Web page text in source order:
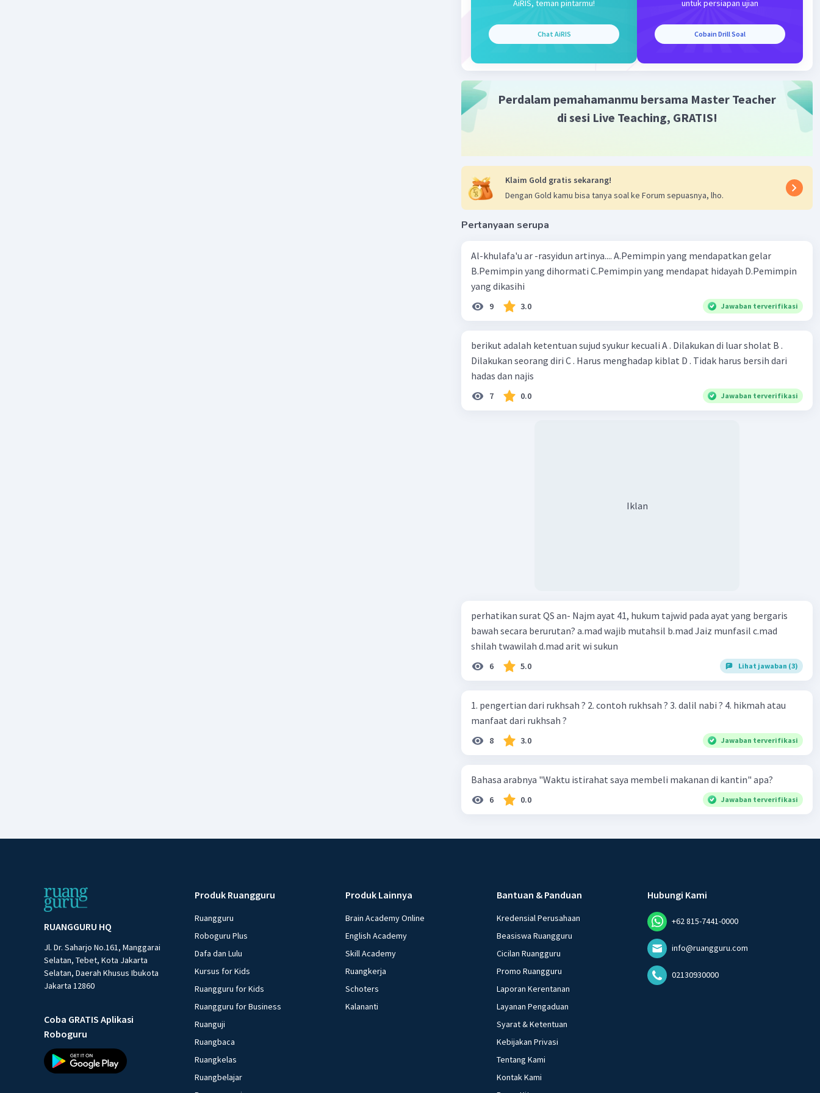
AiRIS, teman pintarmu!
Chat AiRIS
untuk persiapan ujian
Cobain Drill Soal
Perdalam pemahamanmu bersama Master Teacher
di sesi Live Teaching, GRATIS!
Klaim Gold gratis sekarang!
Dengan Gold kamu bisa tanya soal ke Forum sepuasnya, lho.
Pertanyaan serupa
Al-khulafa'u ar -rasyidun artinya.... A.Pemimpin yang mendapatkan gelar
B.Pemimpin yang dihormati C.Pemimpin yang mendapat hidayah D.Pemimpin
yang dikasihi
9 3.0 Jawaban terverifikasi
berikut adalah ketentuan sujud syukur kecuali A . Dilakukan di luar sholat B .
Dilakukan seorang diri C . Harus menghadap kiblat D . Tidak harus bersih dari
hadas dan najis
7 0.0 Jawaban terverifikasi
Iklan
perhatikan surat QS an- Najm ayat 41, hukum tajwid pada ayat yang bergaris
bawah secara berurutan? a.mad wajib mutahsil b.mad Jaiz munfasil c.mad
shilah twawilah d.mad arit wi sukun
6 5.0 Lihat jawaban (3)
1. pengertian dari rukhsah ? 2. contoh rukhsah ? 3. dalil nabi ? 4. hikmah atau
manfaat dari rukhsah ?
8 3.0 Jawaban terverifikasi
Bahasa arabnya "Waktu istirahat saya membeli makanan di kantin" apa?
6 0.0 Jawaban terverifikasi
RUANGGURU HQ
Jl. Dr. Saharjo No.161, Manggarai
Selatan, Tebet, Kota Jakarta
Selatan, Daerah Khusus Ibukota
Jakarta 12860
Coba GRATIS Aplikasi
Roboguru
Produk Ruangguru
Ruangguru
Roboguru Plus
Dafa dan Lulu
Kursus for Kids
Ruangguru for Kids
Ruangguru for Business
Ruanguji
Ruangbaca
Ruangkelas
Ruangbelajar
Produk Lainnya
Brain Academy Online
English Academy
Skill Academy
Ruangkerja
Schoters
Kalananti
Bantuan & Panduan
Kredensial Perusahaan
Beasiswa Ruangguru
Cicilan Ruangguru
Promo Ruangguru
Laporan Kerentanan
Layanan Pengaduan
Syarat & Ketentuan
Kebijakan Privasi
Tentang Kami
Kontak Kami
Hubungi Kami
+62 815-7441-0000
info@ruangguru.com
02130930000